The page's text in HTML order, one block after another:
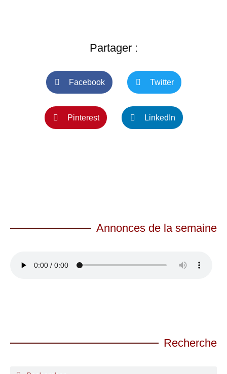
Partager :
Facebook Twitter
Pinterest LinkedIn
Annonces de la semaine
Recherche